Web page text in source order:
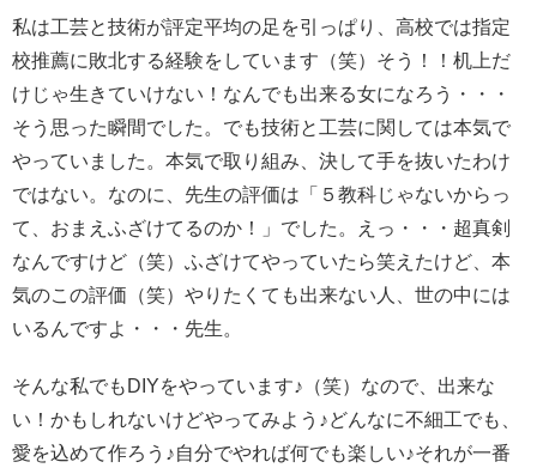
私は工芸と技術が評定平均の足を引っぱり、高校では指定
校推薦に敗北する経験をしています（笑）そう！！机上だ
けじゃ生きていけない！なんでも出来る女になろう・・・
そう思った瞬間でした。でも技術と工芸に関しては本気で
やっていました。本気で取り組み、決して手を抜いたわけ
ではない。 なのに、先生の評価は「５教科じゃないからっ
て、おまえふざけてるのか！」でした。
えっ・・・超真剣
なんですけど（笑）ふざけてやっていたら笑えたけど、本
気のこの評価（笑） やりたくても出来ない人、世の中には
いるんですよ・・・先生。
そんな私でもDIYをやっています♪（笑）なので、出来な
い！かもしれないけどやってみよう♪どんなに不細工でも、
愛を込めて作ろう♪自分でやれば何でも楽しい♪それが一番